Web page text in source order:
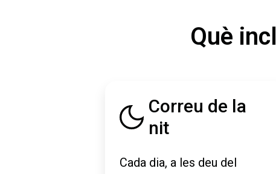
Què
Correu de la
nit
Cada dia, a les deu del